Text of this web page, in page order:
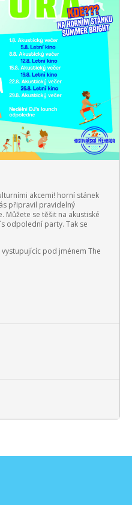
akcemi! horní stánek
připravil pravidelný
Můžete se těšit na akustiské
odpolední party. Tak se
pod jménem The